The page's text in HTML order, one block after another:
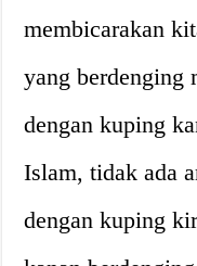
membicarakan
yang berdenging
dengan kuping
Islam, tidak ada
dengan kuping